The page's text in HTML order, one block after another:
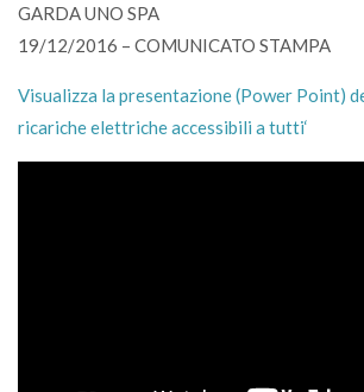
GARDA UNO SPA
19/12/2016 – COMUNICATO STAMPA
Visualizza la presentazione (Power Point)
ricariche elettriche accessibili a tutti‘